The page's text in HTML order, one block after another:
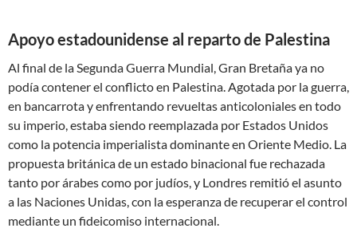
Apoyo estadounidense al reparto de Palestina
Al final de la Segunda Guerra Mundial, Gran Bretaña ya no
podía contener el conflicto en Palestina. Agotada por la guerra,
en bancarrota y enfrentando revueltas anticoloniales en todo
su imperio, estaba siendo reemplazada por Estados Unidos
como la potencia imperialista dominante en Oriente Medio. La
propuesta británica de un estado binacional fue rechazada
tanto por árabes como por judíos, y Londres remitió el asunto
a las Naciones Unidas, con la esperanza de recuperar el control
mediante un fideicomiso internacional.